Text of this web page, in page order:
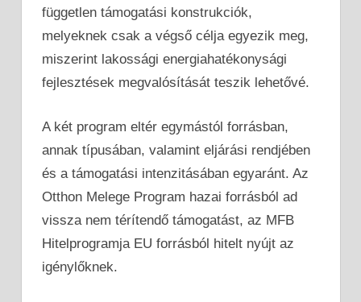
független támogatási konstrukciók,
melyeknek csak a végső célja egyezik meg,
miszerint lakossági energiahatékonysági
fejlesztések megvalósítását teszik lehetővé.
A két program eltér egymástól forrásban,
annak típusában, valamint eljárási rendjében
és a támogatási intenzitásában egyaránt. Az
Otthon Melege Program hazai forrásból ad
vissza nem térítendő támogatást, az MFB
Hitelprogramja EU forrásból hitelt nyújt az
igénylőknek.